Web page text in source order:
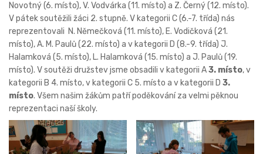
Novotný (6. místo), V. Vodvárka (11. místo) a Z. Černý (12. místo).
V pátek soutěžili žáci 2. stupně. V kategorii C (6.-7. třída) nás
reprezentovali N. Němečková (11. místo), E. Vodičková (21.
místo), A. M. Paulů (22. místo) a v kategorii D (8.-9. třída) J.
Halamková (5. místo), L. Halamková (15. místo) a J. Paulů (19.
místo). V soutěži družstev jsme obsadili v kategorii A3. místo, v
kategorii B 4. místo, v kategorii C 5. místo a v kategorii D 3.
místo. Všem našim žákům patří poděkování za velmi pěknou
reprezentaci naší školy.